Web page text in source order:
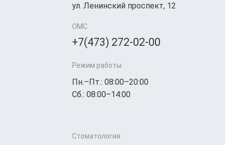
ул. Ленинский проспект, 12
ОМС
+7(473) 272-02-00
Режим работы:
Пн.–Пт.: 08:00–20:00
Сб.: 08:00–14:00
Стоматология